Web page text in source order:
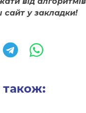
у закладки!